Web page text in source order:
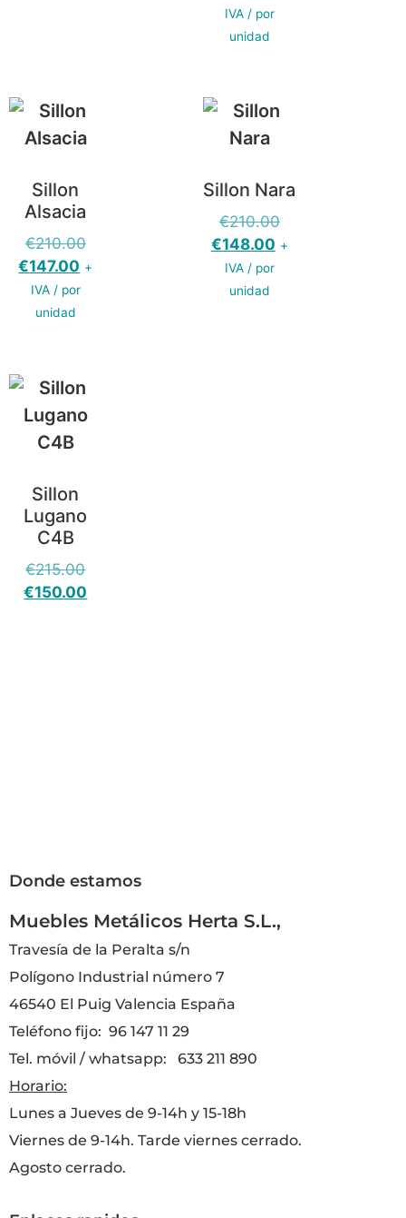
IVA / por
unidad
Sillon
Alsacia
€210.00
€147.00 +
IVA / por
unidad
Sillon Nara
€210.00
€148.00 +
IVA / por
unidad
Sillon
Lugano
C4B
€215.00
€150.00
Donde estamos
Muebles Metálicos Herta S.L.,
Travesía de la Peralta s/n
Polígono Industrial número 7
46540 El Puig Valencia España
Teléfono fijo: 96 147 11 29
Tel. móvil / whatsapp: 633 211 890
Horario:
Lunes a Jueves de 9-14h y 15-18h
Viernes de 9-14h. Tarde viernes cerrado.
Agosto cerrado.